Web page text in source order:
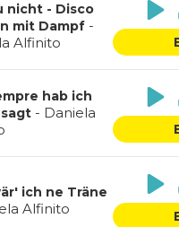
nicht - Disco
mit Dampf-
Alfinito
hab ich
- Daniela
ich ne Träne
Alfinito